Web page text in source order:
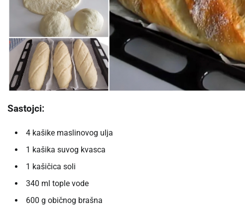
Sastojci:
4 kašike maslinovog ulja
1 kašika suvog kvasca
1 kašičica soli
340 ml tople vode
600 g običnog brašna